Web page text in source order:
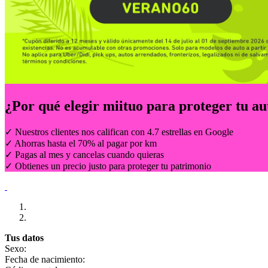
¿Por qué elegir miituo para proteger tu
✓ Nuestros clientes nos califican con 4.7 estrellas en Google
✓ Ahorras hasta el 70% al pagar por km
✓ Pagas al mes y cancelas cuando quieras
✓ Obtienes un precio justo para proteger tu patrimonio
Tus datos
Sexo:
Fecha de nacimiento: